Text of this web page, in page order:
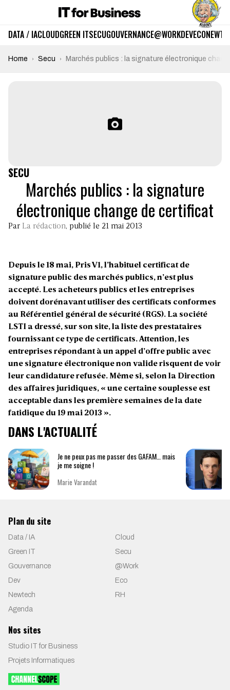
DATA / IACLOUDGREEN ITSECUGOUVERNANCE@WORKDEVECO
Home Secu Marchés publics : la signature électronique
SECU
Marchés publics : la signature
électronique change de certificat
Par La rédaction, publié le 21 mai 2013
Depuis le 18 mai, Pris V1, l’habituel certificat de
signature public des marchés publics, n’est plus
accepté. Les acheteurs publics et les entreprises
doivent dorénavant utiliser des certificats conformes
au Référentiel général de sécurité (RGS). La société
LSTI a dressé, sur son site, la liste des prestataires
fournissant ce type de certificats. Attention, les
entreprises répondant à un appel d’offre public avec
une signature électronique non valide risquent de voir
leur candidature refusée. Même si, selon la Direction
des affaires juridiques, « une certaine souplesse est
acceptable dans les première semaines de la date
fatidique du 19 mai 2013 ».
DANS L'ACTUALITÉ
Je ne peux pas me passer des GAFAM… mais
je me soigne !
Marie Varandat
Plan du site
Data / IA
Cloud
Green IT
Secu
Gouvernance
@Work
Dev
Eco
Newtech
RH
Agenda
Nos sites
Studio IT for Business
Projets Informatiques